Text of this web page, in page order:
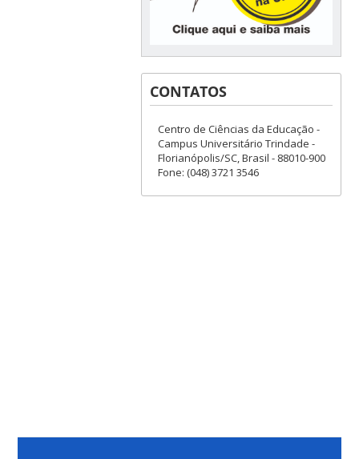
CONTATOS
Centro de Ciências da Educação -
Campus Universitário Trindade -
Florianópolis/SC, Brasil - 88010-900
Fone: (048) 3721 3546